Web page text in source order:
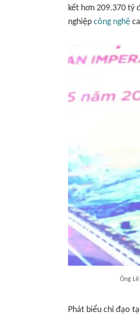
kết hơn 209.370 tỷ
nghiệp công nghệ
Ông
Phát biểu chỉ đạo